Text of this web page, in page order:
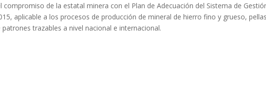
compromiso de la estatal minera con el Plan de Adecuación del Sistema de
aplicable a los procesos de producción de mineral de hierro fino y grueso,
trazables a nivel nacional e internacional.